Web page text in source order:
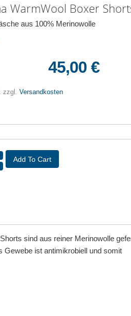
WarmWool Boxer
aus 100% Merinowolle
45,00 €
zzgl.Versandkosten
sind aus reiner Merinowolle
Gewebe ist antimikrobiell und somit